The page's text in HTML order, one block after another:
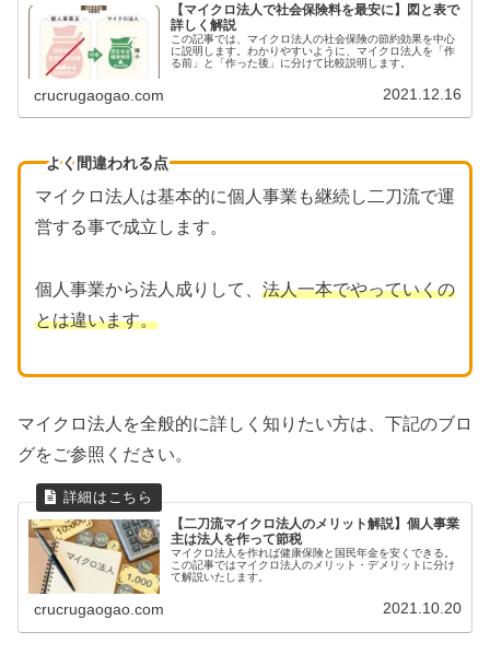
【マイクロ法人で社会保険料を最安に】図と表で
詳しく解説
この記事では、マイクロ法人の社会保険の節約効果を中心
に説明します。わかりやすいように、マイクロ法人を「作
る前」と「作った後」に分けて比較説明します。
crucrugaogao.com 2021.12.16
よく間違われる点
マイクロ法人は基本的に個人事業も継続し二刀流で運
営する事で成立します。
個人事業から法人成りして、 法人一本でやっていくの
とは違います。
マイクロ法人を全般的に詳しく知りたい方は、下記のブロ
グをご参照ください。
【二刀流マイクロ法人のメリット解説】個人事業
主は法人を作って節税
マイクロ法人を作れば健康保険と国民年金を安くできる。
この記事ではマイクロ法人のメリット・デメリットに分け
て解説いたします。
crucrugaogao.com 2021.10.20